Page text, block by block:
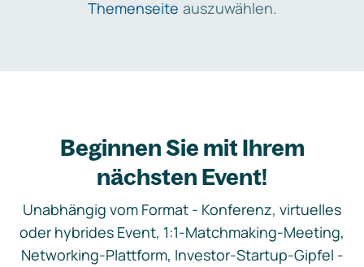
Themenseite auszuwählen.
Beginnen Sie mit Ihrem
nächsten Event!
Unabhängig vom Format - Konferenz, virtuelles
oder hybrides Event, 1:1-Matchmaking-Meeting,
Networking-Plattform, Investor-Startup-Gipfel -